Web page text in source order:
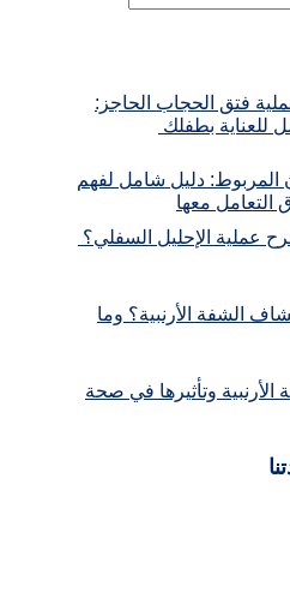
فتق الحجاب الحاجز:
للعناية بطفلك
المربوط: دليل شامل لفهم
التعامل معها
عملية الإحليل السفلي؟
الشفة الأرنبية؟ وما
الأرنبية وتأثيرها في صحة